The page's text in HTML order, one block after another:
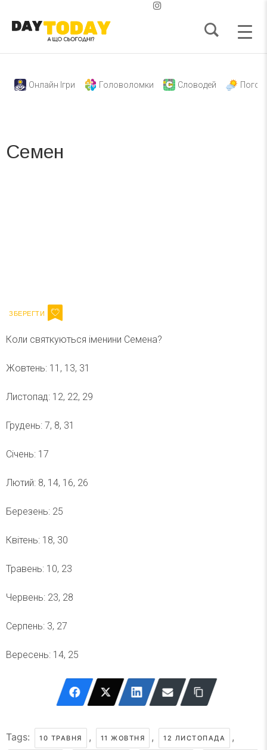
Онлайн Ігри Головоломки Словодей
Семен
Коли святкуються іменини Семена?
Жовтень: 11, 13, 31
Листопад: 12, 22, 29
Грудень: 7, 8, 31
Січень: 17
Лютий: 8, 14, 16, 26
Березень: 25
Квітень: 18, 30
Травень: 10, 23
Червень: 23, 28
Серпень: 3, 27
Вересень: 14, 25
Tags: 10 ТРАВНЯ , 11 ЖОВТНЯ , 12 ЛИСТОПАДА ,